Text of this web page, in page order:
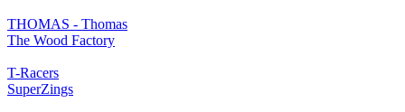
THOMAS - Thomas
The Wood Factory
T-Racers
SuperZings